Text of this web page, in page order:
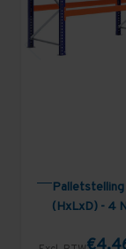
Palletstelling
(HxLxD) - 4